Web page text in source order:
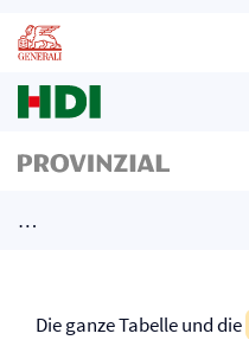
…
Die ganze Tabelle und die